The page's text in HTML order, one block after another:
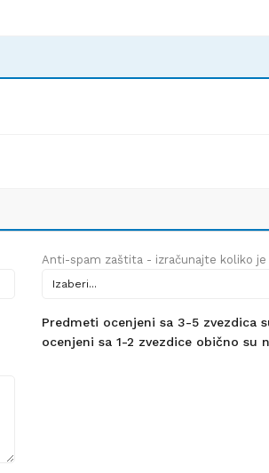
Anti-spam zaštita - izračunajte koliko je
Predmeti ocenjeni sa 3-5 zvezdica
ocenjeni sa 1-2 zvezdice obično